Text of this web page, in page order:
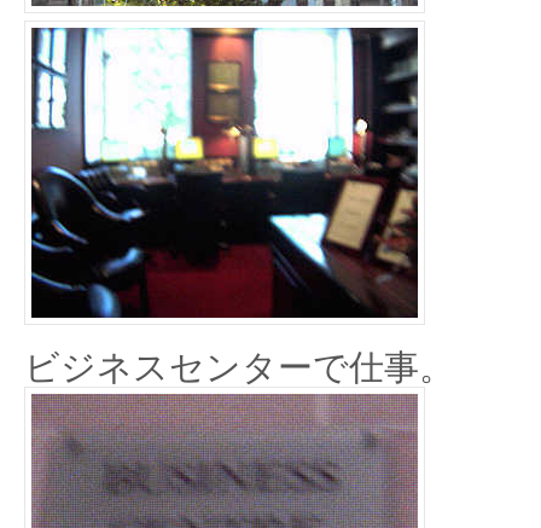
ビジネスセンターで仕事。